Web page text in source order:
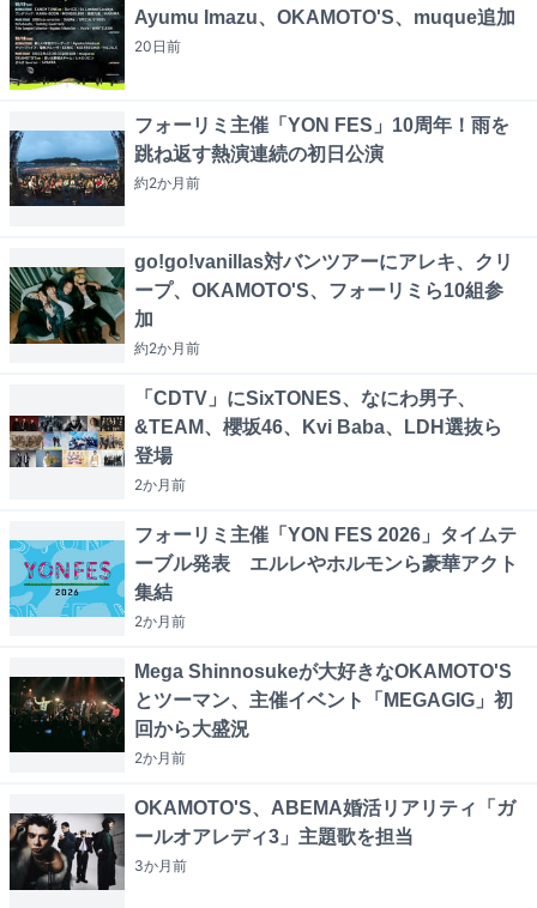
Ayumu Imazu、OKAMOTO'S、muque追加
20日前
フォーリミ主催「YON FES」10周年！雨を
跳ね返す熱演連続の初日公演
約2か月前
go!go!vanillas対バンツアーにアレキ、クリ
ープ、OKAMOTO'S、フォーリミら10組参
加
約2か月前
「CDTV」にSixTONES、なにわ男子、
&TEAM、櫻坂46、Kvi Baba、LDH選抜ら
登場
2か月前
フォーリミ主催「YON FES 2026」タイムテ
ーブル発表 エルレやホルモンら豪華アクト
集結
2か月前
Mega Shinnosukeが大好きなOKAMOTO'S
とツーマン、主催イベント「MEGAGIG」初
回から大盛況
2か月前
OKAMOTO'S、ABEMA婚活リアリティ「ガ
ールオアレディ3」主題歌を担当
3か月前